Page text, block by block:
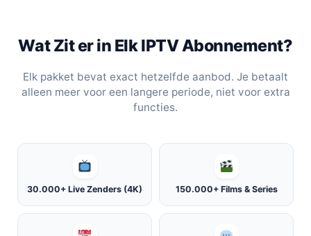
Wat Zit er in Elk IPTV Abonnement?
Elk pakket bevat exact hetzelfde aanbod. Je betaalt
alleen meer voor een langere periode, niet voor extra
functies.
30.000+ Live Zenders (4K) 150.000+ Films & Series